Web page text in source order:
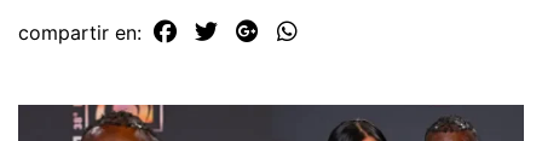
compartir en: